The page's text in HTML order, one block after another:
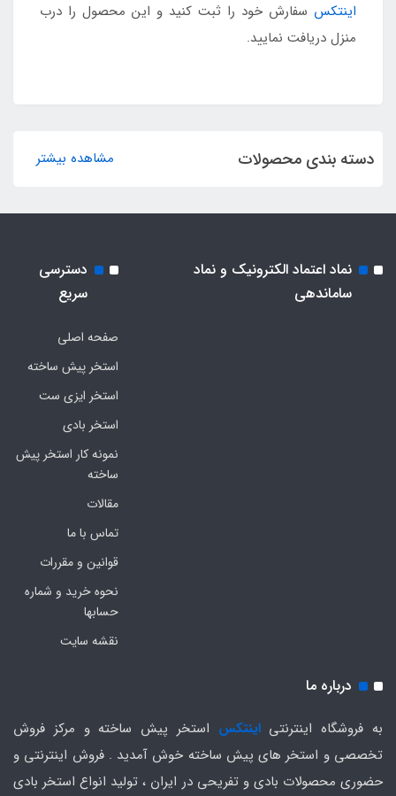
اینتکس سفارش خود را ثبت کنید و این محصول را درب
منزل دریافت نمایید.
دسته بندی محصولات مشاهده بیشتر
نماد اعتماد الکترونیک و نماد
ساماندهی
دسترسی
سریع
صفحه اصلی
استخر پیش ساخته
استخر ایزی ست
استخر بادی
نمونه کار استخر پیش
ساخته
مقالات
تماس با ما
قوانین و مقررات
نحوه خرید و شماره
حسابها
نقشه سایت
درباره ما
به فروشگاه اینترنتیاینتکس استخر پیش ساخته و مرکز فروش
تخصصی و استخر های پیش ساخته خوش آمدید . فروش اینترنتی و
حضوری محصولات بادی و تفریحی در ایران ، تولید انواع استخر بادی